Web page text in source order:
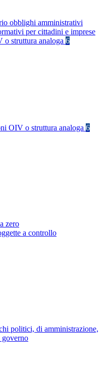
obblighi amministrativi
per cittadini e imprese
o struttura analoga 6
OIV o struttura analoga 6
zero
a controllo
politici, di amministrazione,